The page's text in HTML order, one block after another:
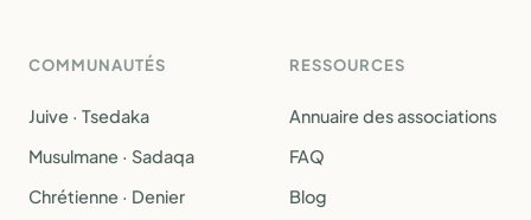
COMMUNAUTÉS
Juive · Tsedaka
Musulmane · Sadaqa
Chrétienne · Denier
RESSOURCES
Annuaire des associations
FAQ
Blog